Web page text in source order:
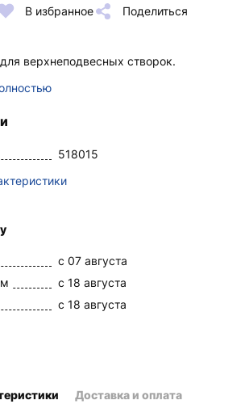
В избранное Поделиться
верхнеподвесных створок.
518015
c 07 августа
c 18 августа
c 18 августа
Доставка и оплата